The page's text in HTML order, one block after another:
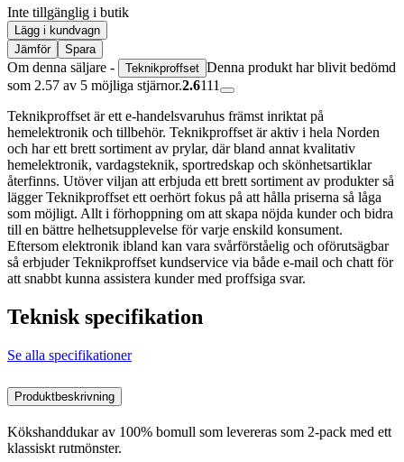
Inte tillgänglig i butik
Lägg i kundvagn
Jämför
Spara
Om denna säljare - Teknikproffset Denna produkt har blivit bedömd
som 2.57 av 5 möjliga stjärnor.2.6111
Teknikproffset är ett e-handelsvaruhus främst inriktat på
hemelektronik och tillbehör. Teknikproffset är aktiv i hela Norden
och har ett brett sortiment av prylar, där bland annat kvalitativ
hemelektronik, vardagsteknik, sportredskap och skönhetsartiklar
återfinns. Utöver viljan att erbjuda ett brett sortiment av produkter så
lägger Teknikproffset ett oerhört fokus på att hålla priserna så låga
som möjligt. Allt i förhoppning om att skapa nöjda kunder och bidra
till en bättre helhetsupplevelse för varje enskild konsument.
Eftersom elektronik ibland kan vara svårförståelig och oförutsägbar
så erbjuder Teknikproffset kundservice via både e-mail och chatt för
att snabbt kunna assistera kunder med proffsiga svar.
Teknisk specifikation
Se alla specifikationer
Produktbeskrivning
Kökshanddukar av 100% bomull som levereras som 2-pack med ett
klassiskt rutmönster.